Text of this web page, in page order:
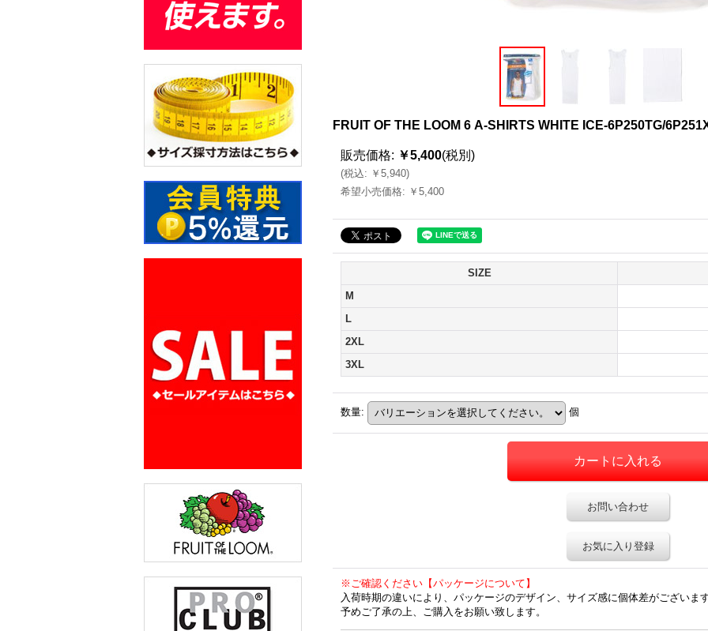
FRUIT OF THE LOOM 6 A-SHIRTS WHITE ICE-6P250TG/
販売価格: ￥5,400(税別)
(税込: ￥5,940)
希望小売価格: ￥5,400
SIZE
M
L
2XL
3XL
数量: 個
お問い合わせ
お気に入り登録
※ご確認ください【パッケージについて】
入荷時期の違いにより、パッケージのデザイン、サイズ感に個体差がございま
予めご了承の上、ご購入をお願い致します。